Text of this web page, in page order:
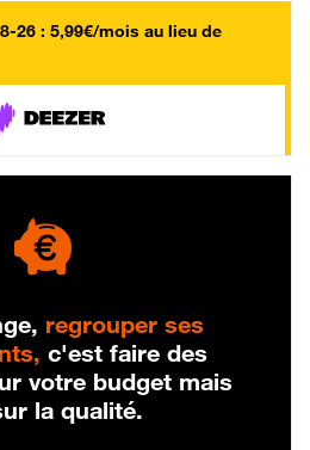
26 : 5,99€/mois au lieu de
regrouper ses
c'est faire des
votre budget mais
la qualité.